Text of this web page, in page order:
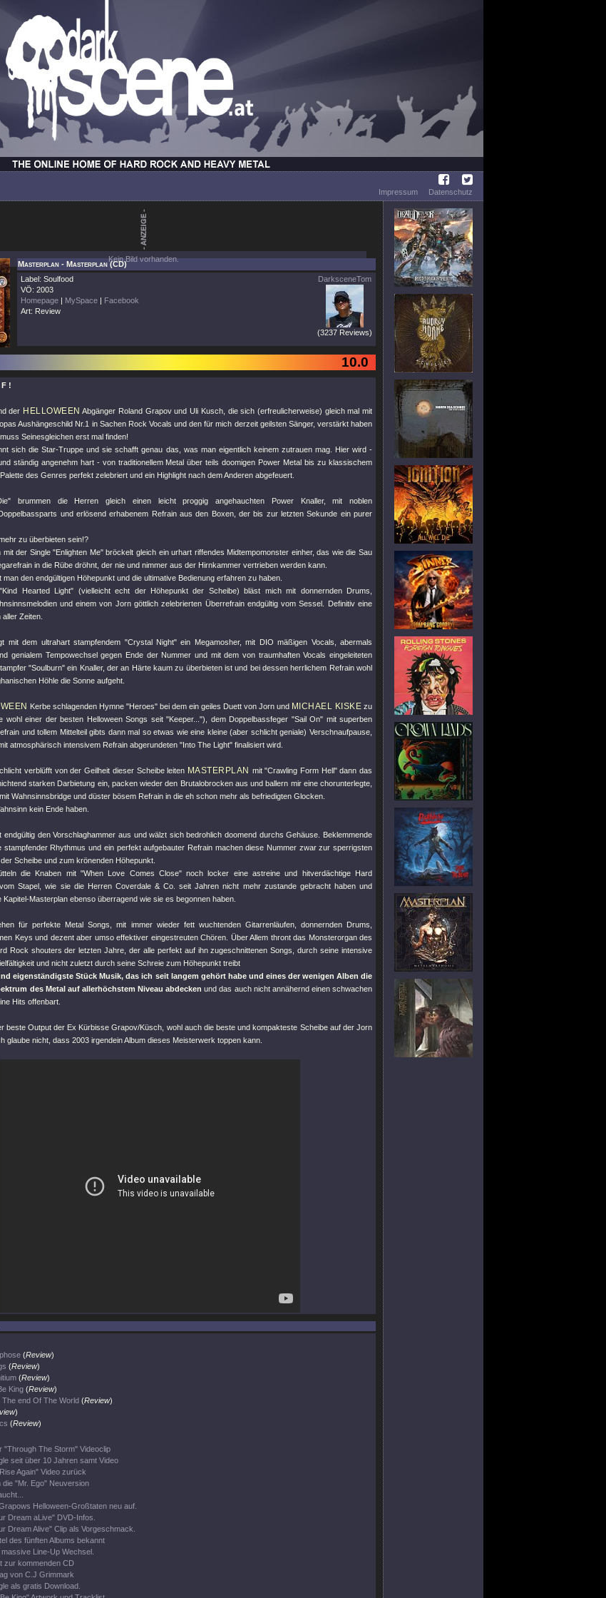
Impressum
Datenschutz
Kein Bild vorhanden.
Masterplan - Masterplan (CD)
Label: Soulfood
VÖ: 2003
Homepage | MySpace | Facebook
Art: Review
DarksceneTom
(3237 Reviews)
10.0
F !
der HELLOWEEN Abgänger Roland Grapov und Uli Kusch, die sich (erfreulicherweise) gleich mal mit
Aushängeschild Nr.1 in Sachen Rock Vocals und den für mich derzeit geilsten Sänger, verstärkt haben
Seinesgleichen erst mal finden!
sich die Star-Truppe und sie schafft genau das, was man eigentlich keinem zutrauen mag. Hier wird -
ständig angenehm hart - von traditionellem Metal über teils doomigen Power Metal bis zu klassischem
des Genres perfekt zelebriert und ein Highlight nach dem Anderen abgefeuert.
brummen die Herren gleich einen leicht proggig angehauchten Power Knaller, mit noblen
und erlösend erhabenem Refrain aus den Boxen, der bis zur letzten Sekunde ein purer
zu überbieten sein!?
mit der Single "Enlighten Me" bröckelt gleich ein urhart riffendes Midtempomonster einher, das wie die Sau
in die Rübe dröhnt, der nie und nimmer aus der Hirnkammer vertrieben werden kann.
den endgültigen Höhepunkt und die ultimative Bedienung erfahren zu haben.
Hearted Light" (vielleicht echt der Höhepunkt der Scheibe) bläst mich mit donnernden Drums,
und einem von Jorn göttlich zelebrierten Überrefrain endgültig vom Sessel. Definitiv eine
Zeiten.
mit dem ultrahart stampfendem "Crystal Night" ein Megamosher, mit DIO mäßigen Vocals, abermals
genialem Tempowechsel gegen Ende der Nummer und mit dem von traumhaften Vocals eingeleiteten
"Soulburn" ein Knaller, der an Härte kaum zu überbieten ist und bei dessen herrlichem Refrain wohl
Höhle die Sonne aufgeht.
Kerbe schlagenden Hymne "Heroes" bei dem ein geiles Duett von Jorn und MICHAEL KISKE zu
wohl einer der besten Helloween Songs seit "Keeper..."), dem Doppelbassfeger "Sail On" mit superben
und tollem Mittelteil gibts dann mal so etwas wie eine kleine (aber schlicht geniale) Verschnaufpause,
atmosphärisch intensivem Refrain abgerundeten "Into The Light" finalisiert wird.
verblüfft von der Geilheit dieser Scheibe leiten MASTERPLAN mit "Crawling Form Hell" dann das
starken Darbietung ein, packen wieder den Brutalobrocken aus und ballern mir eine chorunterlegte,
Wahnsinnsbridge und düster bösem Refrain in die eh schon mehr als befriedigten Glocken.
kein Ende haben.
endgültig den Vorschlaghammer aus und wälzt sich bedrohlich doomend durchs Gehäuse. Beklemmende
stampfender Rhythmus und ein perfekt aufgebauter Refrain machen diese Nummer zwar zur sperrigsten
Scheibe und zum krönenden Höhepunkt.
die Knaben mit "When Love Comes Close" noch locker eine astreine und hitverdächtige Hard
Stapel, wie sie die Herren Coverdale & Co. seit Jahren nicht mehr zustande gebracht haben und
Masterplan ebenso überragend wie sie es begonnen haben.
für perfekte Metal Songs, mit immer wieder fett wuchtenden Gitarrenläufen, donnernden Drums,
Keys und dezent aber umso effektiver eingestreuten Chören. Über Allem thront das Monsterorgan des
Rock shouters der letzten Jahre, der alle perfekt auf ihn zugeschnittenen Songs, durch seine intensive
und nicht zuletzt durch seine Schreie zum Höhepunkt treibt
eigenständigste Stück Musik, das ich seit langem gehört habe und eines der wenigen Alben die
des Metal auf allerhöchstem Niveau abdecken und das auch nicht annähernd einen schwachen
Hits offenbart.
beste Output der Ex Kürbisse Grapov/Küsch, wohl auch die beste und kompakteste Scheibe auf der Jorn
glaube nicht, dass 2003 irgendein Album dieses Meisterwerk toppen kann.
(Review)
(Review)
(Review)
King (Review)
The end Of The World (Review)
)
(Review)
"Through The Storm" Videoclip
seit über 10 Jahren samt Video
Again" Video zurück
die "Mr. Ego" Neuversion
Helloween-Großtaten neu auf.
Dream aLive" DVD-Infos.
Dream Alive" Clip als Vorgeschmack.
des fünften Albums bekannt
Line-Up Wechsel.
zur kommenden CD
von C.J Grimmark
als gratis Download.